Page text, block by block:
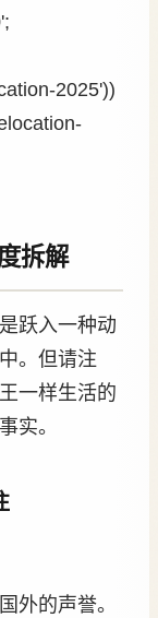
2025'))
拆解
跃入一种动
。但请注
一样生活的
实。
外的声誉。